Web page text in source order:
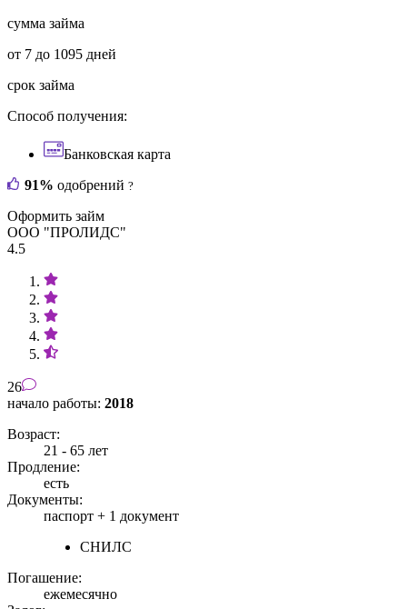
сумма займа
от 7 до 1095 дней
срок займа
Способ получения:
Банковская карта
91% одобрений ?
Оформить займ
ООО "ПРОЛИДС"
4.5
26
начало работы: 2018
Возраст:
21 - 65 лет
Продление:
есть
Документы:
паспорт + 1 документ
СНИЛС
Погашение:
ежемесячно